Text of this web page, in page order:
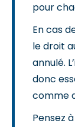
pour
En cas
le droit
annulé.
donc
comme
Pensez à